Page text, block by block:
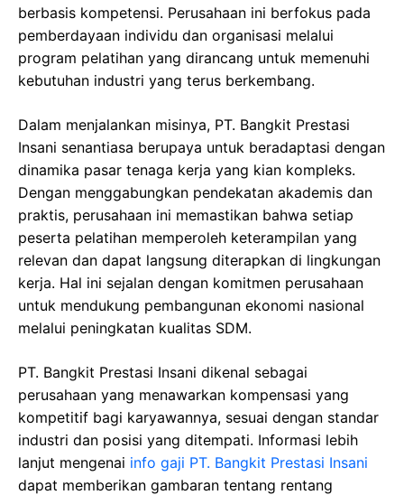
berbasis kompetensi. Perusahaan ini berfokus pada
pemberdayaan individu dan organisasi melalui
program pelatihan yang dirancang untuk memenuhi
kebutuhan industri yang terus berkembang.
Dalam menjalankan misinya, PT. Bangkit Prestasi
Insani senantiasa berupaya untuk beradaptasi dengan
dinamika pasar tenaga kerja yang kian kompleks.
Dengan menggabungkan pendekatan akademis dan
praktis, perusahaan ini memastikan bahwa setiap
peserta pelatihan memperoleh keterampilan yang
relevan dan dapat langsung diterapkan di lingkungan
kerja. Hal ini sejalan dengan komitmen perusahaan
untuk mendukung pembangunan ekonomi nasional
melalui peningkatan kualitas SDM.
PT. Bangkit Prestasi Insani dikenal sebagai
perusahaan yang menawarkan kompensasi yang
kompetitif bagi karyawannya, sesuai dengan standar
industri dan posisi yang ditempati. Informasi lebih
lanjut mengenai info gaji PT. Bangkit Prestasi Insani
dapat memberikan gambaran tentang rentang